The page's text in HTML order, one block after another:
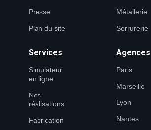
Presse
Plan du site
Métallerie
Serrurerie
Services
Simulateur
en ligne
Nos
réalisations
Fabrication
Agences
Paris
Marseille
Lyon
Nantes